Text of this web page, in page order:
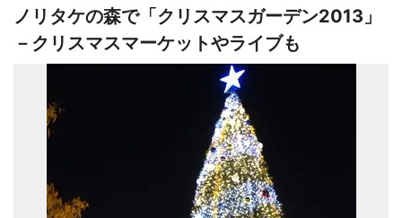
ノリタケの森で「クリスマスガーデン2013」
－クリスマスマーケットやライブも